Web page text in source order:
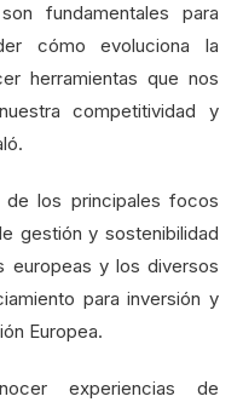
fundamentales para
cómo evoluciona la
herramientas que nos
competitividad y
de los principales focos
gestión y sostenibilidad
europeas y los diversos
para inversión y
Europea.
experiencias de